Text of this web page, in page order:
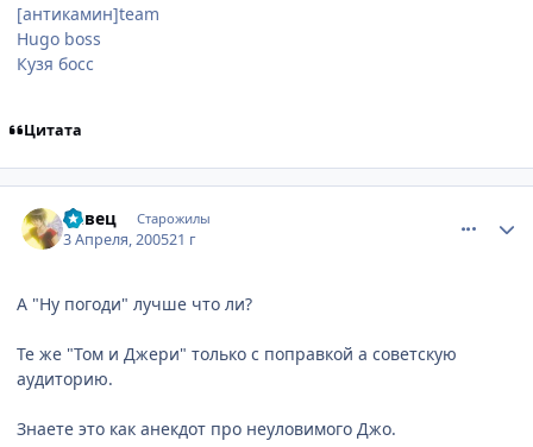
[антикамин]team
Hugo boss
Кузя босс
Цитата
Певец Старожилы
3 Апреля, 200521 г
А "Ну погоди" лучше что ли?
Те же "Том и Джери" только с поправкой а советскую
аудиторию.
Знаете это как анекдот про неуловимого Джо.